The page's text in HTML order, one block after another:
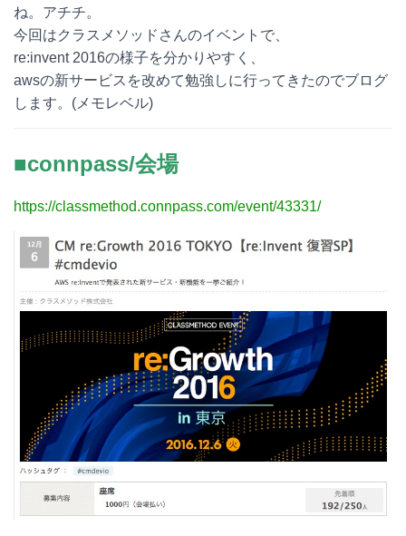
ね。アチチ。
今回はクラスメソッドさんのイベントで、
re:invent 2016の様子を分かりやすく、
awsの新サービスを改めて勉強しに行ってきたのでブログ
します。(メモレベル)
■connpass/会場
https://classmethod.connpass.com/event/43331/